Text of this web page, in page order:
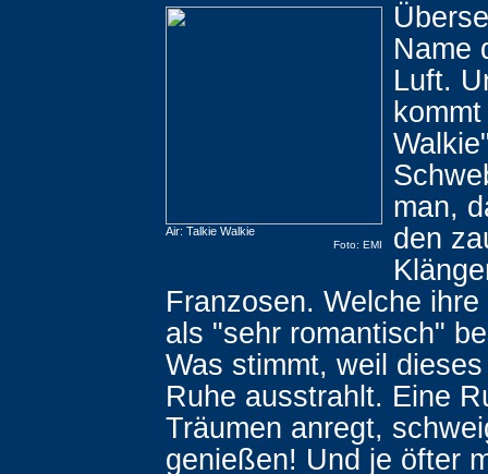
Air: Talkie Walkie
Foto: EMI
Name
Luft.
man,
den
Franzosen. Welche
als "sehr romantisch"
Was stimmt, weil
Ruhe ausstrahlt. Eine
Träumen anregt,
genießen! Und je öfter